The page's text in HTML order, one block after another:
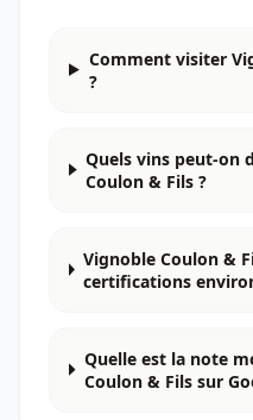
Comment visiter
?
Quels vins peut-on
Coulon & Fils ?
Vignoble Coulon &
certifications
Quelle est la note
Coulon & Fils sur